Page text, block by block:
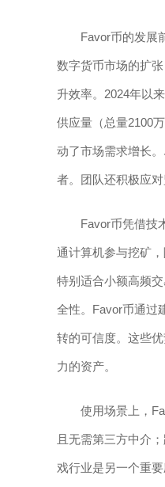
Favor币的发展
数字货币市场的扩
升效率。2024年以
供应量（总量2100
动了市场需求增长
者。团队还积极应
Favor币凭借技
通计算机参与挖矿
特别适合小额高频
全性。Favor币通过
转的可信度。这些
力的资产。
使用场景上，
且无需第三方中介
戏行业是另一个重